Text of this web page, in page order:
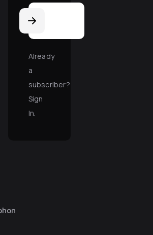
Address
Already
a
subscriber?
Sign
In.